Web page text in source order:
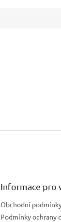
Informace pro
Obchodní
Podmínky ochrany